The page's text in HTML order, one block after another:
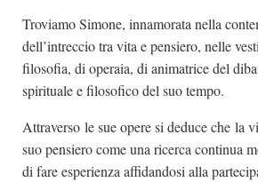
Troviamo Simone, innamorata nella
dell’intreccio tra vita e pensiero, nelle
filosofia, di operaia, di animatrice del
spirituale e filosofico del suo tempo.
Attraverso le sue opere si deduce che la
suo pensiero come una ricerca continua
di fare esperienza affidandosi alla